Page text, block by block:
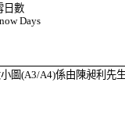
日數
Days
圖(A3/A4)係由陳昶利先